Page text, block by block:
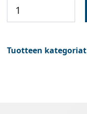
Tuotteen kategoriat